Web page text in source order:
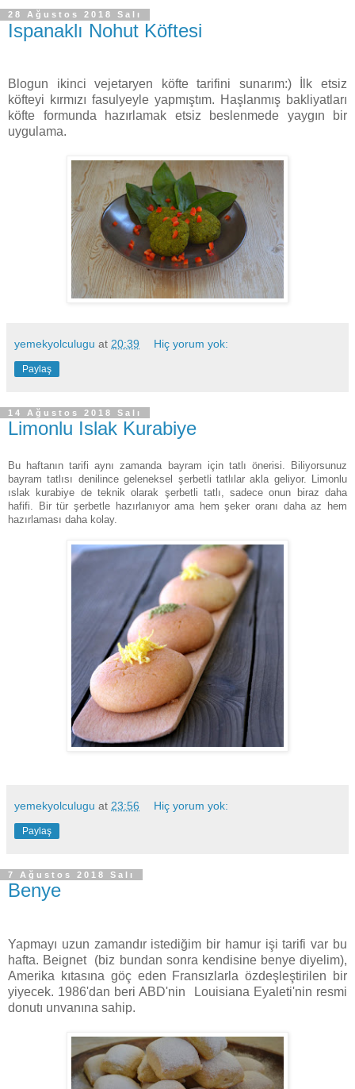
28 Ağustos 2018 Salı
Ispanaklı Nohut Köftesi
Blogun ikinci vejetaryen köfte tarifini sunarım:) İlk etsiz
köfteyi kırmızı fasulyeyle yapmıştım. Haşlanmış bakliyatları
köfte formunda hazırlamak etsiz beslenmede yaygın bir
uygulama.
yemekyolculugu at 20:39 Hiç yorum yok:
Paylaş
14 Ağustos 2018 Salı
Limonlu Islak Kurabiye
Bu haftanın tarifi aynı zamanda bayram için tatlı önerisi. Biliyorsunuz
bayram tatlısı denilince geleneksel şerbetli tatlılar akla geliyor. Limonlu
ıslak kurabiye de teknik olarak şerbetli tatlı, sadece onun biraz daha
hafifi. Bir tür şerbetle hazırlanıyor ama hem şeker oranı daha az hem
hazırlaması daha kolay.
yemekyolculugu at 23:56 Hiç yorum yok:
Paylaş
7 Ağustos 2018 Salı
Benye
Yapmayı uzun zamandır istediğim bir hamur işi tarifi var bu
hafta. Beignet
(biz bundan sonra kendisine benye diyelim),
Amerika kıtasına göç eden Fransızlarla özdeşleştirilen bir
yiyecek. 1986'dan beri ABD'nin
Louisiana Eyaleti'nin resmi
donutı unvanına sahip.